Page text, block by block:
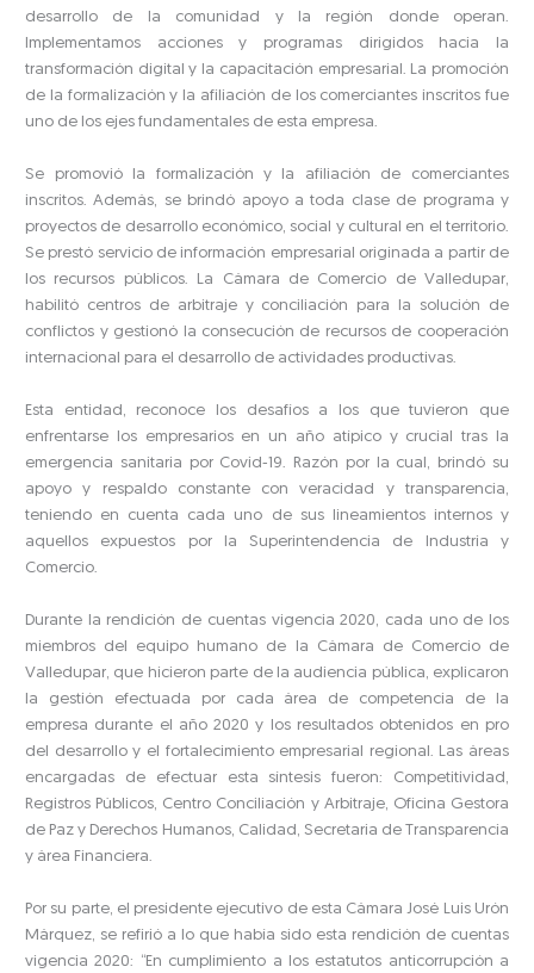
desarrollo de la comunidad y la región donde operan.
Implementamos acciones y programas dirigidos hacia la
transformación digital y la capacitación empresarial. La promoción
de la formalización y la afiliación de los comerciantes inscritos fue
uno de los ejes fundamentales de esta empresa.
Se promovió la formalización y la afiliación de comerciantes
inscritos. Además, se brindó apoyo a toda clase de programa y
proyectos de desarrollo económico, social y cultural en el territorio.
Se prestó servicio de información empresarial originada a partir de
los recursos públicos. La Cámara de Comercio de Valledupar,
habilitó centros de arbitraje y conciliación para la solución de
conflictos y gestionó la consecución de recursos de cooperación
internacional para el desarrollo de actividades productivas.
Esta entidad, reconoce los desafíos a los que tuvieron que
enfrentarse los empresarios en un año atípico y crucial tras la
emergencia sanitaria por Covid-19. Razón por la cual, brindó su
apoyo y respaldo constante con veracidad y transparencia,
teniendo en cuenta cada uno de sus lineamientos internos y
aquellos expuestos por la Superintendencia de Industria y
Comercio.
Durante la rendición de cuentas vigencia 2020, cada uno de los
miembros del equipo humano de la Cámara de Comercio de
Valledupar, que hicieron parte de la audiencia pública, explicaron
la gestión efectuada por cada área de competencia de la
empresa durante el año 2020 y los resultados obtenidos en pro
del desarrollo y el fortalecimiento empresarial regional. Las áreas
encargadas de efectuar esta síntesis fueron: Competitividad,
Registros Públicos, Centro Conciliación y Arbitraje, Oficina Gestora
de Paz y Derechos Humanos, Calidad, Secretaria de Transparencia
y área Financiera.
Por su parte, el presidente ejecutivo de esta Cámara José Luis Urón
Márquez, se refirió a lo que había sido esta rendición de cuentas
vigencia 2020: “En cumplimiento a los estatutos anticorrupción a